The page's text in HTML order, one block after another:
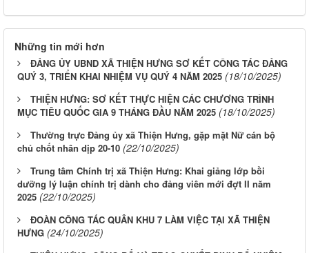
Những tin mới hơn
ĐẢNG ỦY UBND XÃ THIỆN HƯNG SƠ KẾT CÔNG TÁC ĐẢNG
QUÝ 3, TRIỂN KHAI NHIỆM VỤ QUÝ 4 NĂM 2025 (18/10/2025)
THIỆN HƯNG: SƠ KẾT THỰC HIỆN CÁC CHƯƠNG TRÌNH
MỤC TIÊU QUỐC GIA 9 THÁNG ĐẦU NĂM 2025 (18/10/2025)
Thường trực Đảng ủy xã Thiện Hưng, gặp mặt Nữ cán bộ
chủ chốt nhân dịp 20-10 (22/10/2025)
Trung tâm Chính trị xã Thiện Hưng: Khai giảng lớp bồi
dưỡng lý luận chính trị dành cho đảng viên mới đợt II năm
2025 (22/10/2025)
ĐOÀN CÔNG TÁC QUÂN KHU 7 LÀM VIỆC TẠI XÃ THIỆN
HƯNG (24/10/2025)